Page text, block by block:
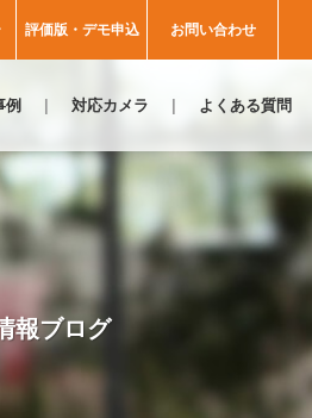
評価版・デモ申込 お問い合わせ
例 対応カメラ よくある質問
報ブログ